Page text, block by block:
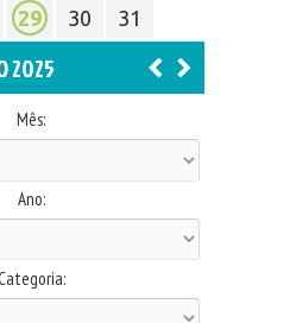
29 30 31
2025
Mês:
Ano: